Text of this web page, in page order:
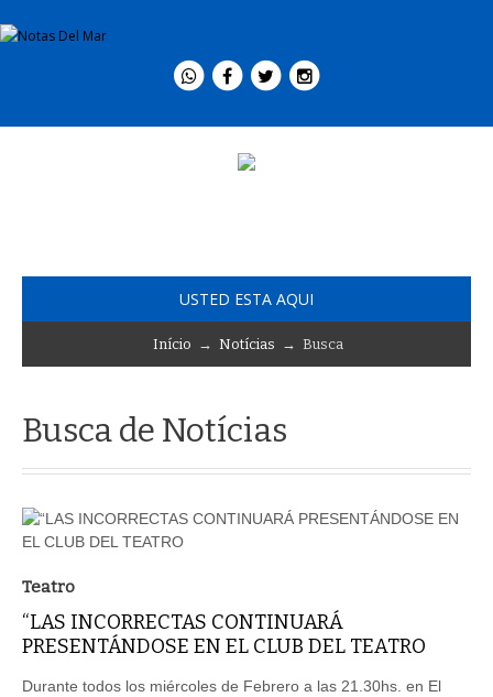
USTED ESTA AQUI
Início → Notícias → Busca
Busca de Notícias
Teatro
“LAS INCORRECTAS CONTINUARÁ
PRESENTÁNDOSE EN EL CLUB DEL TEATRO
Durante todos los miércoles de Febrero a las 21.30hs. en El